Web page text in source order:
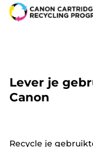
Lever je
Canon
Recycle je